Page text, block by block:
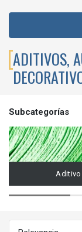
ADITIVOS,
Subcategorías
Aditivo